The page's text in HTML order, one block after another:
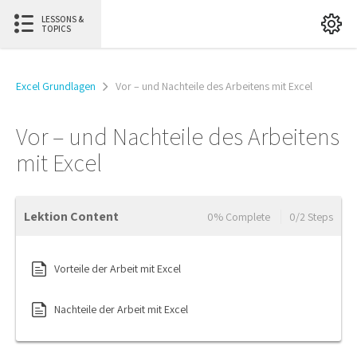
LESSONS &
TOPICS
Excel Grundlagen Vor – und Nachteile des Arbeitens mit Excel
Vor – und Nachteile des Arbeitens
mit Excel
Lektion Content 0% Complete 0/2 Steps
Vorteile der Arbeit mit Excel
Nachteile der Arbeit mit Excel